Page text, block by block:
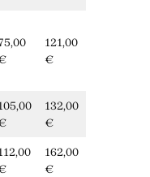
121,00
€
132,00
€
162,00
€